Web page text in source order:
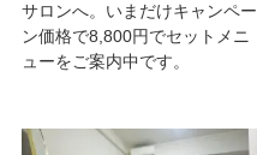
サロンへ。いまだけキャンペー
ン価格で8,800円でセットメニ
ューをご案内中です。